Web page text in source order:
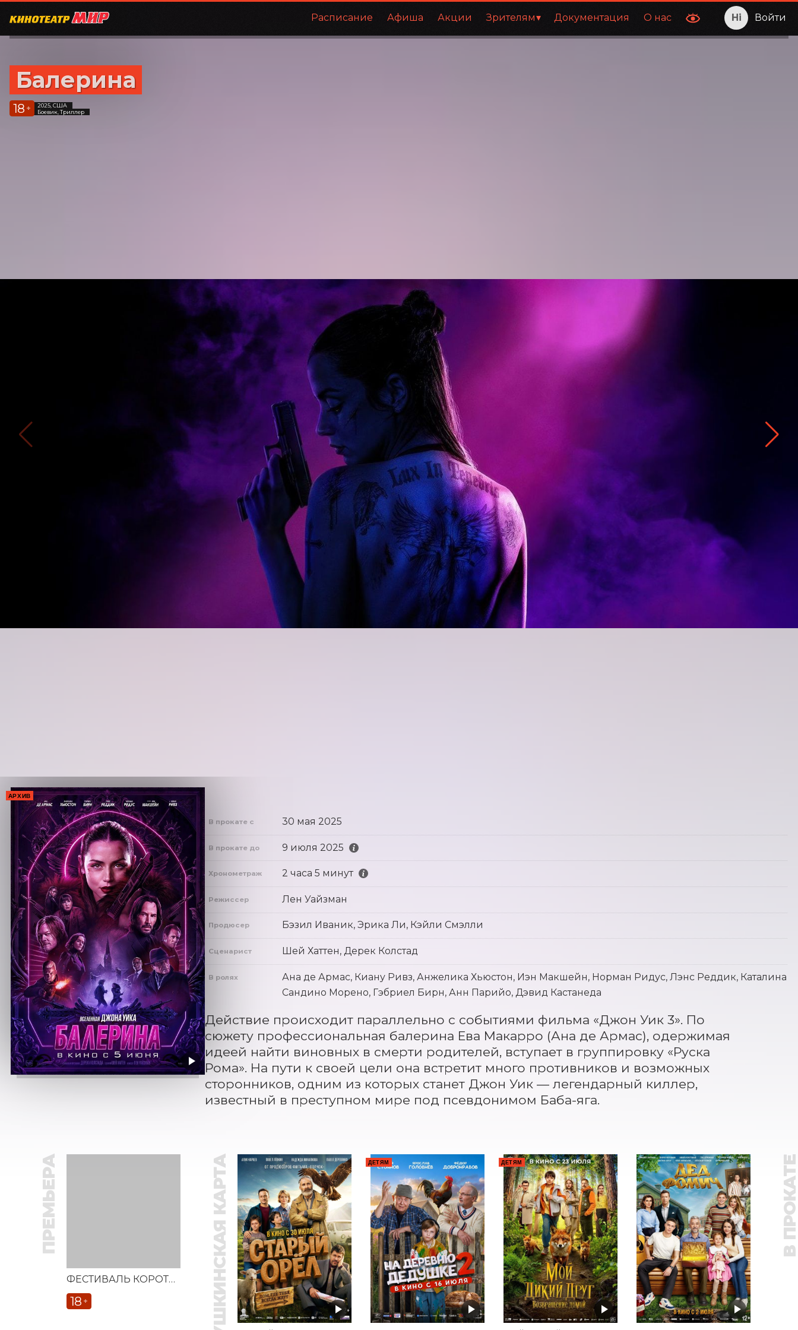
Расписание Афиша Акции Зрителям Документация О нас Войти
Балерина
18 +
2025, США
Боевик, Триллер
АРХИВ
В прокате с 30 мая 2025
В прокате до 9 июля 2025
Хронометраж 2 часа 5 минут
Режиссер Лен Уайзман
Продюсер Бэзил Иваник, Эрика Ли, Кэйли Смэлли
Сценарист Шей Хаттен, Дерек Колстад
В ролях
Ана де Армас, Киану Ривз, Анжелика Хьюстон, Иэн Макшейн, Норман Ридус, Лэнс Реддик, Каталина
Сандино Морено, Гэбриел Бирн, Анн Парийо, Дэвид Кастанеда
Действие происходит параллельно с событиями фильма «Джон Уик 3». По
сюжету профессиональная балерина Ева Макарро (Ана де Армас), одержимая
идеей найти виновных в смерти родителей, вступает в группировку «Руска
Рома». На пути к своей цели она встретит много противников и возможных
сторонников, одним из которых станет Джон Уик — легендарный киллер,
известный в преступном мире под псевдонимом Баба-яга.
ПРЕМЬЕРА
ФЕСТИВАЛЬ КОРОТКОМЕТРАЖНЫХ ФИЛЬМОВ «ВЕСТОЧКА»
18 + ПУШКИНСКАЯ КАРТА ДЕТЯМ ДЕТЯМ В